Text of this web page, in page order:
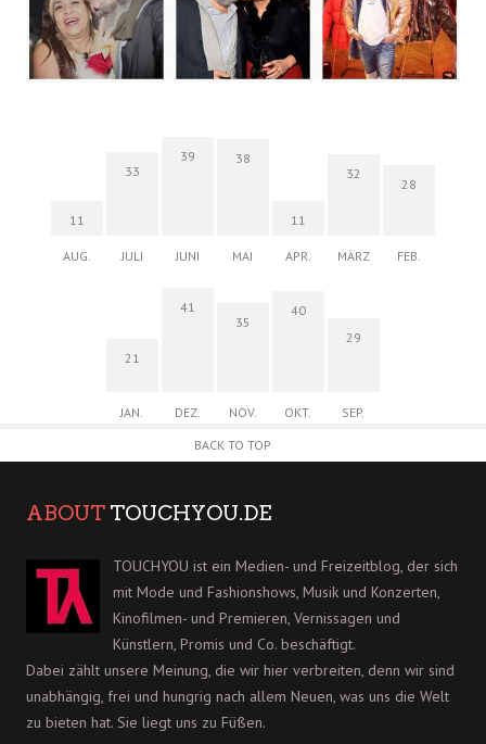
11
AUG.
33
JULI
39
JUNI
38
MAI
11
APR.
32
MÄRZ
28
FEB.
21
JAN.
41
DEZ.
35
NOV.
40
OKT.
29
SEP.
BACK TO TOP
ABOUT TOUCHYOU.DE
TOUCHYOU ist ein Medien- und Freizeitblog, der sich
mit Mode und Fashionshows, Musik und Konzerten,
Kinofilmen- und Premieren, Vernissagen und
Künstlern, Promis und Co. beschäftigt.
Dabei zählt unsere Meinung, die wir hier verbreiten, denn wir sind
unabhängig, frei und hungrig nach allem Neuen, was uns die Welt
zu bieten hat. Sie liegt uns zu Füßen.